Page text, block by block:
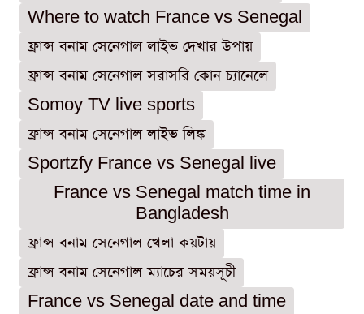
Where to watch France vs Senegal
ফ্রান্স বনাম সেনেগাল লাইভ দেখার উপায়
ফ্রান্স বনাম সেনেগাল সরাসরি কোন চ্যানেলে
Somoy TV live sports
ফ্রান্স বনাম সেনেগাল লাইভ লিঙ্ক
Sportzfy France vs Senegal live
France vs Senegal match time in
Bangladesh
ফ্রান্স বনাম সেনেগাল খেলা কয়টায়
ফ্রান্স বনাম সেনেগাল ম্যাচের সময়সূচী
France vs Senegal date and time